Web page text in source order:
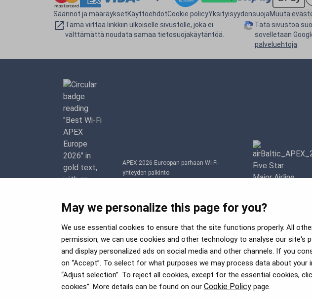
May we personalize this page for you?
We use essential cookies to ensure that the site functions properly. All
permission, we can use cookies and other technology to analyse our site's
and display personalized ads on social media and other channels. If you
on “Accept”. To select for what purposes we may process data about
“Adjust selection”. To reject all cookies, except for the essential cookies,
cookies”. More details can be found on our Cookie Policy page.
Säännöt ja määräyksetKäyttöehdotCookie policyYksityisyydensuojaMuuta
Tämä viittaa linkkiin ulkoiselle sivustolle, joka ei
välttämättä noudata samaa tietosuojakäytäntöä.
Tätä sivustoa
sovelletaan
palveluehtoja
APEX 2026 Euroopan parhaan Wi-Fi-
yhteyden palkinto